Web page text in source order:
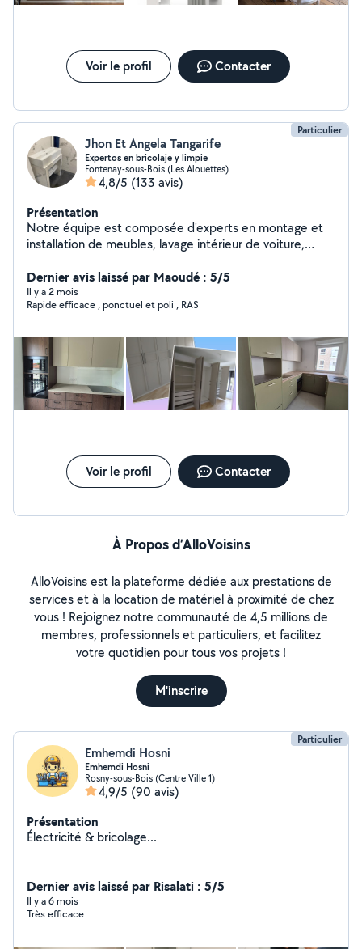
Voir le profil Contacter
Particulier
Jhon Et Angela Tangarife
Expertos en bricolaje y limpie
Fontenay-sous-Bois (Les Alouettes)
4,8/5 (133 avis)
Présentation
Notre équipe est composée d'experts en montage et
installation de meubles, lavage intérieur de voiture,
peinture, réparations à domicile et nettoyage de
maison. Nous sommes toujours attentifs aux détails lors
de chaque intervention. Contactez-nous pour avoir le
Dernier avis laissé par Maoudé : 5/5
Il y a 2 mois
Rapide efficace , ponctuel et poli , RAS
Voir le profil Contacter
À Propos d’AlloVoisins
AlloVoisins est la plateforme dédiée aux prestations de
services et à la location de matériel à proximité de chez
vous ! Rejoignez notre communauté de 4,5 millions de
membres, professionnels et particuliers, et facilitez
votre quotidien pour tous vos projets !
M'inscrire
Particulier
Emhemdi Hosni
Emhemdi Hosni
Rosny-sous-Bois (Centre Ville 1)
4,9/5 (90 avis)
Présentation
Électricité & bricolage...
Dernier avis laissé par Risalati : 5/5
Il y a 6 mois
Très efficace